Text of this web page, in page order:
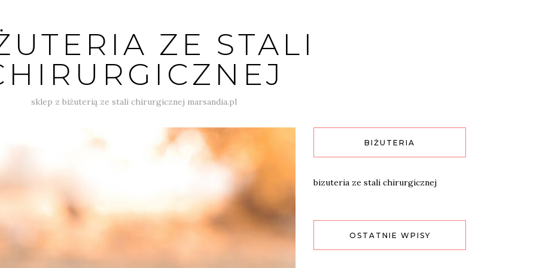
ZE STALI
sklep z biżuterią ze stali chirurgicznej marsandia.pl
BIŻUTERIA
bizuteria ze stali chirurgicznej
OSTATNIE WPISY